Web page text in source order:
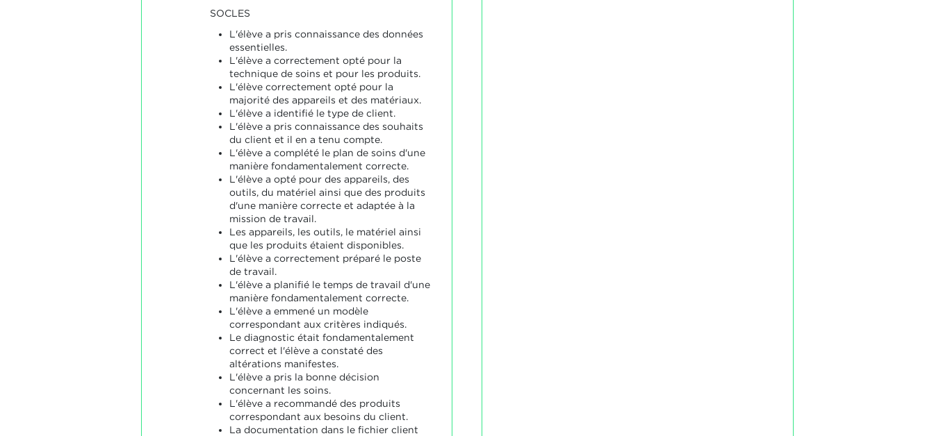
SOCLES
L'élève a pris connaissance des données
essentielles.
L'élève a correctement opté pour la
technique de soins et pour les produits.
L'élève correctement opté pour la
majorité des appareils et des matériaux.
L'élève a identifié le type de client.
L'élève a pris connaissance des souhaits
du client et il en a tenu compte.
L'élève a complété le plan de soins d'une
manière fondamentalement correcte.
L'élève a opté pour des appareils, des
outils, du matériel ainsi que des produits
d'une manière correcte et adaptée à la
mission de travail.
Les appareils, les outils, le matériel ainsi
que les produits étaient disponibles.
L'élève a correctement préparé le poste
de travail.
L'élève a planifié le temps de travail d'une
manière fondamentalement correcte.
L'élève a emmené un modèle
correspondant aux critères indiqués.
Le diagnostic était fondamentalement
correct et l'élève a constaté des
altérations manifestes.
L'élève a pris la bonne décision
concernant les soins.
L'élève a recommandé des produits
correspondant aux besoins du client.
La documentation dans le fichier client